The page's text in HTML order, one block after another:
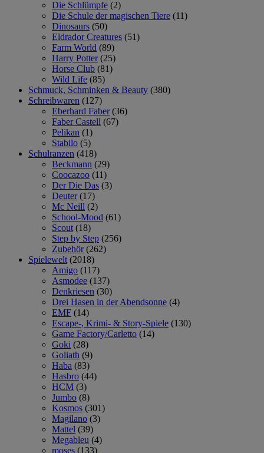
Die Schlümpfe (2)
Die Schule der magischen Tiere (11)
Dinosaurs (50)
Eldrador Creatures (51)
Farm World (89)
Harry Potter (25)
Horse Club (81)
Wild Life (85)
Schmuck, Schminken & Beauty (380)
Schreibwaren (127)
Eberhard Faber (36)
Faber Castell (67)
Pelikan (1)
Stabilo (5)
Schulranzen (418)
Beckmann (29)
Coocazoo (11)
Der Die Das (3)
Deuter (17)
Mc Neill (2)
School-Mood (61)
Scout (18)
Step by Step (256)
Zubehör (262)
Spielewelt (2018)
Amigo (117)
Asmodee (137)
Denkriesen (30)
Drei Hasen in der Abendsonne (4)
EMF (14)
Escape-, Krimi- & Story-Spiele (130)
Game Factory/Carletto (14)
Goki (28)
Goliath (9)
Haba (83)
Hasbro (44)
HCM (3)
Jumbo (8)
Kosmos (301)
Magilano (3)
Mattel (39)
Megableu (4)
moses (133)